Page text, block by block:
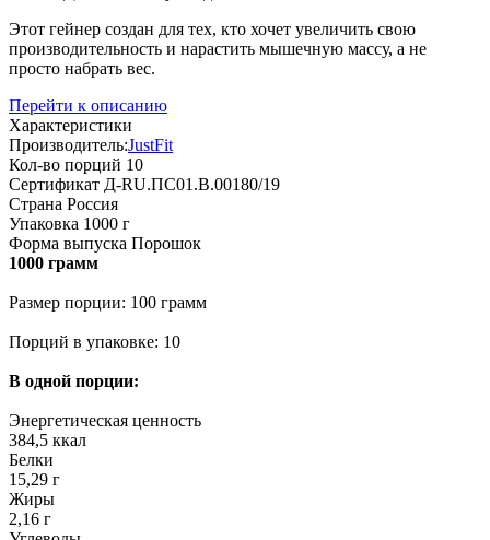
Этот гейнер создан для тех, кто хочет увеличить свою
производительность и нарастить мышечную массу, а не
просто набрать вес.
Перейти к описанию
Характеристики
Производитель:JustFit
Кол-во порций 10
Сертификат Д-RU.ПС01.B.00180/19
Страна Россия
Упаковка 1000 г
Форма выпуска Порошок
1000 грамм
Размер порции: 100 грамм
Порций в упаковке: 10
В одной порции:
Энергетическая ценность
384,5 ккал
Белки
15,29 г
Жиры
2,16 г